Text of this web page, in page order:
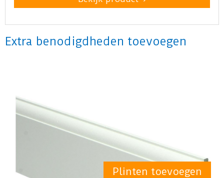
Extra benodigdheden toevoegen
Plinten toevoegen